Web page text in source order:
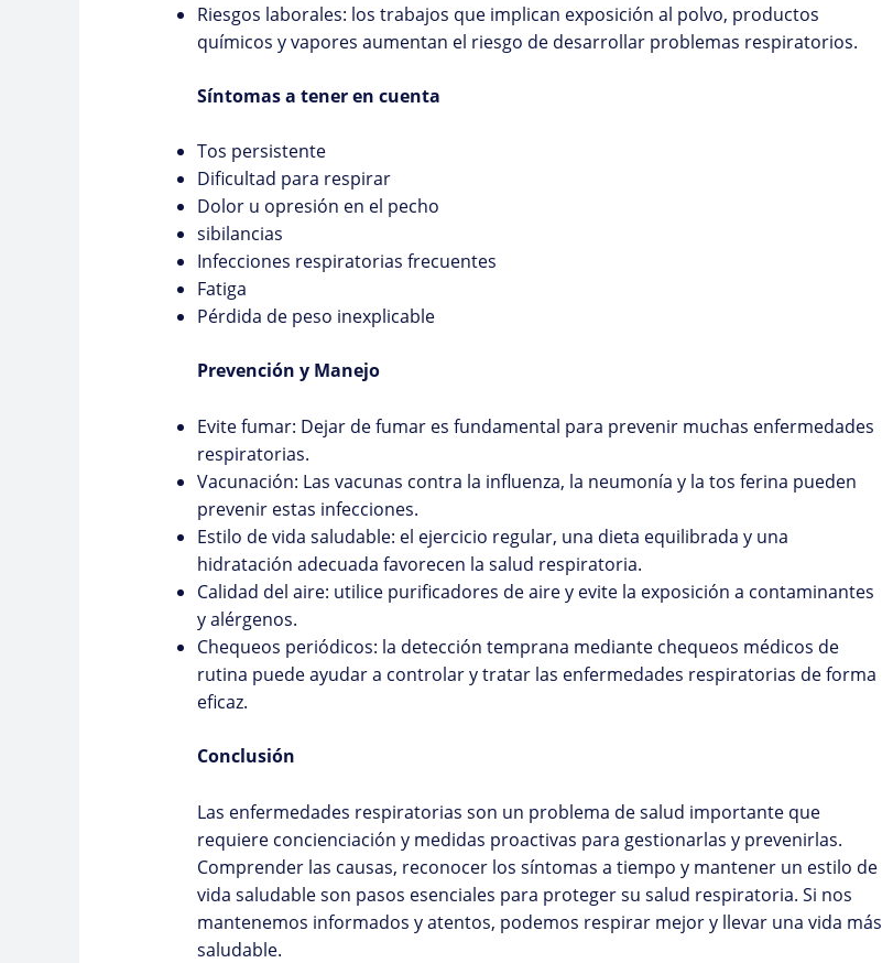
Riesgos laborales: los trabajos que implican exposición al polvo, productos
químicos y vapores aumentan el riesgo de desarrollar problemas respiratorios.
Síntomas a tener en cuenta
Tos persistente
Dificultad para respirar
Dolor u opresión en el pecho
sibilancias
Infecciones respiratorias frecuentes
Fatiga
Pérdida de peso inexplicable
Prevención y Manejo
Evite fumar: Dejar de fumar es fundamental para prevenir muchas enfermedades
respiratorias.
Vacunación: Las vacunas contra la influenza, la neumonía y la tos ferina pueden
prevenir estas infecciones.
Estilo de vida saludable: el ejercicio regular, una dieta equilibrada y una
hidratación adecuada favorecen la salud respiratoria.
Calidad del aire: utilice purificadores de aire y evite la exposición a contaminantes
y alérgenos.
Chequeos periódicos: la detección temprana mediante chequeos médicos de
rutina puede ayudar a controlar y tratar las enfermedades respiratorias de forma
eficaz.
Conclusión
Las enfermedades respiratorias son un problema de salud importante que
requiere concienciación y medidas proactivas para gestionarlas y prevenirlas.
Comprender las causas, reconocer los síntomas a tiempo y mantener un estilo de
vida saludable son pasos esenciales para proteger su salud respiratoria. Si nos
mantenemos informados y atentos, podemos respirar mejor y llevar una vida más
saludable.